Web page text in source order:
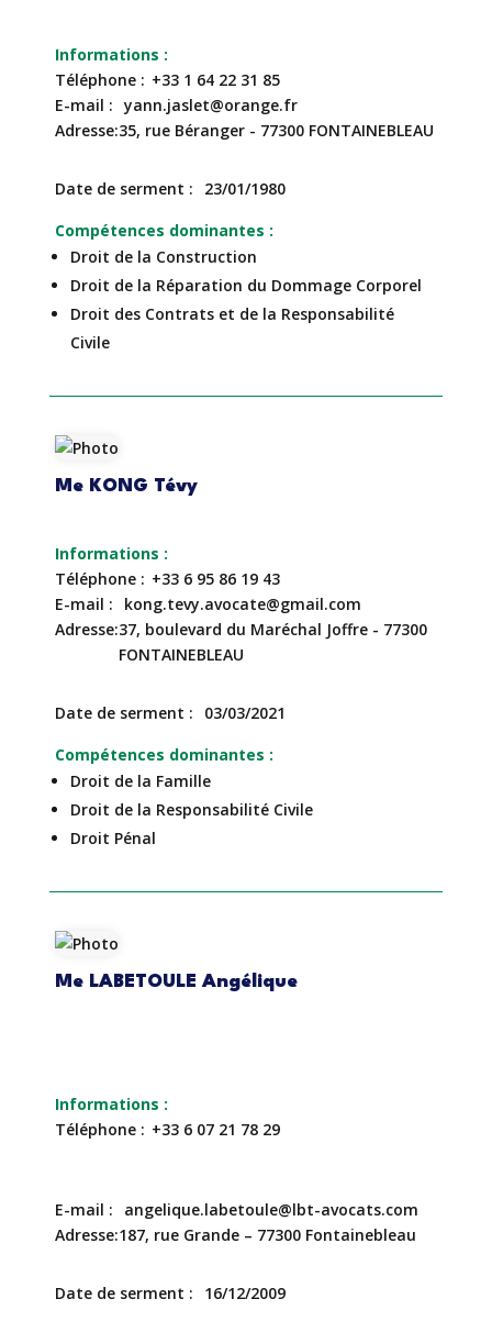
Compétences dominantes
Droit de la Construction
Droit de la Réparation du Dommage Corporel
Droit des Contrats et de la Responsabilité
Civile
Téléphone
+33 1 64 22 31 85
E-mail
yann.jaslet@orange.fr
Date de serment 23/01/1980
Adresse 35, rue Béranger - 77300 FONTAINEBLEAU
Me KONG Tévy
Compétences dominantes
Droit de la Famille
Droit de la Responsabilité Civile
Droit Pénal
Téléphone
+33 6 95 86 19 43
E-mail
kong.tevy.avocate@gmail.com
Date de serment 03/03/2021
Adresse 37, boulevard du Maréchal Joffre - 77300
FONTAINEBLEAU
Me LABETOULE Angélique
Téléphone +33 6 07 21 78 29
E-mail angelique.labetoule@lbt-avocats.com
Date de serment 16/12/2009
Adresse 187, rue Grande – 77300 Fontainebleau